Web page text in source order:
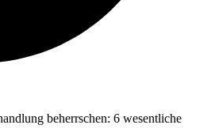
beherrschen: 6 wesentliche